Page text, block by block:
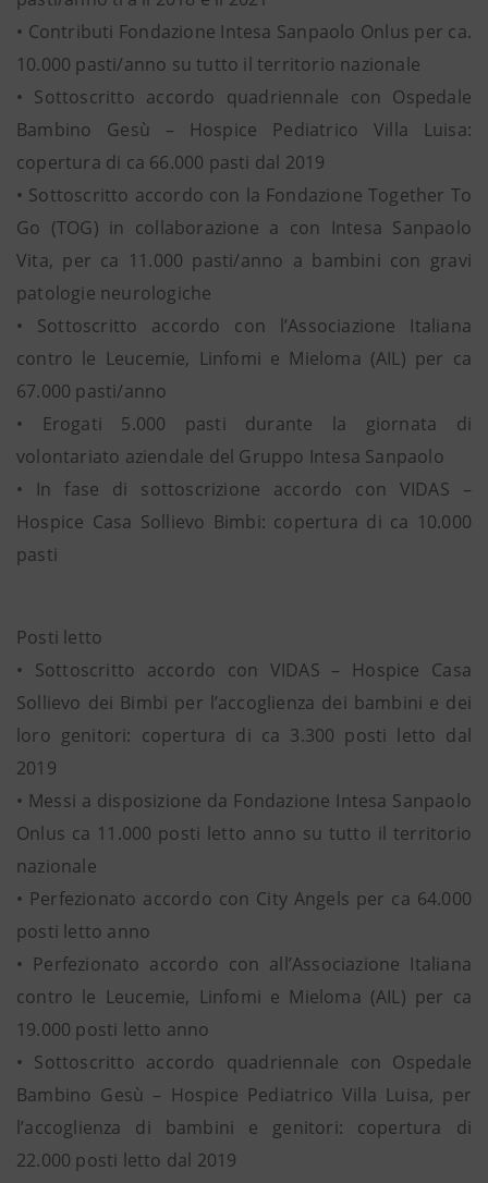
• Contributi Fondazione Intesa Sanpaolo Onlus per ca.
10.000 pasti/anno su tutto il territorio nazionale
• Sottoscritto accordo quadriennale con Ospedale
Bambino Gesù – Hospice Pediatrico Villa Luisa:
copertura di ca 66.000 pasti dal 2019
• Sottoscritto accordo con la Fondazione Together To
Go (TOG) in collaborazione a con Intesa Sanpaolo
Vita, per ca 11.000 pasti/anno a bambini con gravi
patologie neurologiche
• Sottoscritto accordo con l’Associazione Italiana
contro le Leucemie, Linfomi e Mieloma (AIL) per ca
67.000 pasti/anno
• Erogati 5.000 pasti durante la giornata di
volontariato aziendale del Gruppo Intesa Sanpaolo
• In fase di sottoscrizione accordo con VIDAS –
Hospice Casa Sollievo Bimbi: copertura di ca 10.000
pasti
Posti letto
• Sottoscritto accordo con VIDAS – Hospice Casa
Sollievo dei Bimbi per l’accoglienza dei bambini e dei
loro genitori: copertura di ca 3.300 posti letto dal
2019
• Messi a disposizione da Fondazione Intesa Sanpaolo
Onlus ca 11.000 posti letto anno su tutto il territorio
nazionale
• Perfezionato accordo con City Angels per ca 64.000
posti letto anno
• Perfezionato accordo con all’Associazione Italiana
contro le Leucemie, Linfomi e Mieloma (AIL) per ca
19.000 posti letto anno
• Sottoscritto accordo quadriennale con Ospedale
Bambino Gesù – Hospice Pediatrico Villa Luisa, per
l’accoglienza di bambini e genitori: copertura di
22.000 posti letto dal 2019